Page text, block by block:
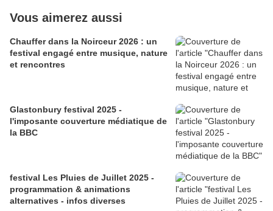
Vous aimerez aussi
Chauffer dans la Noirceur 2026 : un
festival engagé entre musique, nature
et rencontres
Glastonbury festival 2025 -
l'imposante couverture médiatique de
la BBC
festival Les Pluies de Juillet 2025 -
programmation & animations
alternatives - infos diverses